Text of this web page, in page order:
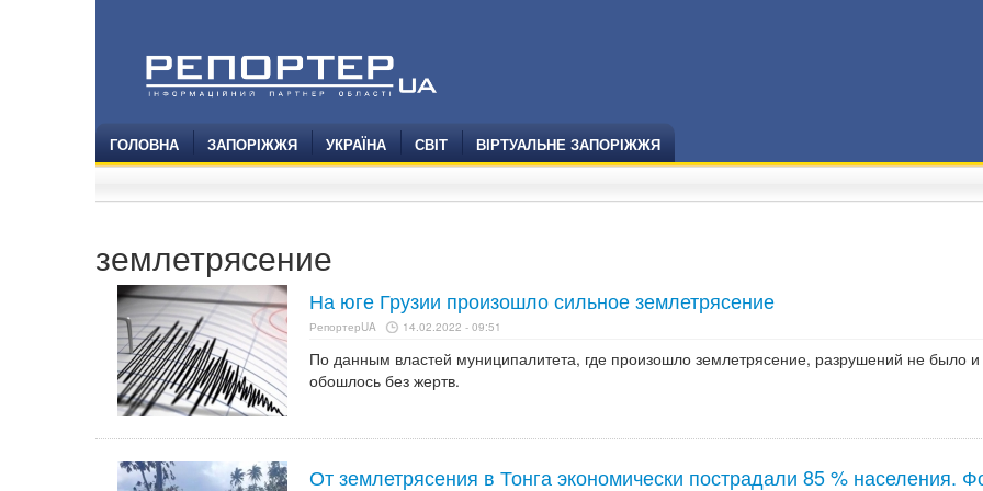
ГОЛОВНА ЗАПОРІЖЖЯ УКРАЇНА СВІТ ВІРТУАЛЬНЕ ЗАПОРІЖЖЯ
землетрясение
На юге Грузии произошло сильное землетрясение
РепортерUA 14.02.2022 - 09:51
По данным властей муниципалитета, где произошло землетрясение, разрушений не было и
обошлось без жертв.
От землетрясения в Тонга экономически пострадали 85 % населения.